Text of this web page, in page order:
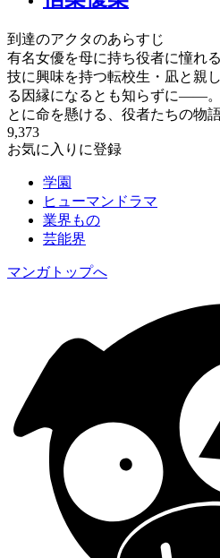
到達のアクタのあらすじ
有名女優を母に持ち役者に憧れ
技に興味を持つ転校生・凪と親
る因縁になるとも知らずに——
とに命を懸ける、役者たちの物語
9,373
お気に入りに登録
学園
ヒューマンドラマ
業界もの
芸能界
マンガトップへ